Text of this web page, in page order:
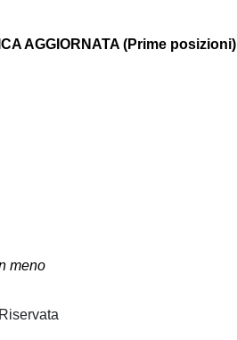
AGGIORNATA (Prime posizioni)
meno